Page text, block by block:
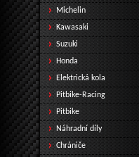
Michelin
Kawasaki
Suzuki
Honda
Elektrická kola
Pitbike-Racing
Pitbike
Náhradní díly
Chrániče